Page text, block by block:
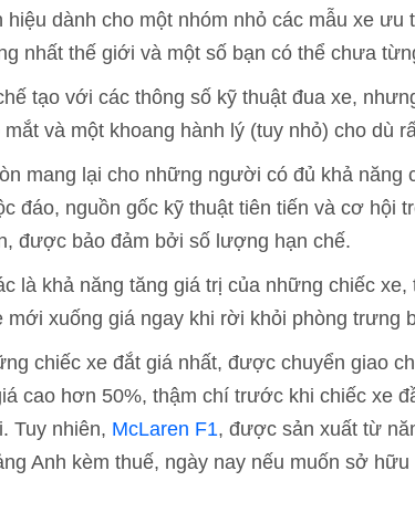
dành cho một nhóm nhỏ các mẫu xe ưu
nhất thế giới và một số bạn có thể chưa
tạo với các thông số kỹ thuật đua xe,
và một khoang hành lý (tuy nhỏ) cho dù
mang lại cho những người có đủ khả năng
đáo, nguồn gốc kỹ thuật tiên tiến và cơ hội
được bảo đảm bởi số lượng hạn chế.
là khả năng tăng giá trị của những chiếc
xuống giá ngay khi rời khỏi phòng trưng
chiếc xe đắt giá nhất, được chuyển giao
cao hơn 50%, thậm chí trước khi chiếc xe
Tuy nhiên, McLaren F1, được sản xuất từ
Anh kèm thuế, ngày nay nếu muốn sở